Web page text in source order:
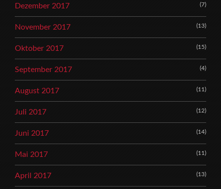
Dezember 2017 (7)
November 2017 (13)
Oktober 2017 (15)
September 2017 (4)
August 2017 (11)
Juli 2017 (12)
Juni 2017 (14)
Mai 2017 (11)
April 2017 (13)